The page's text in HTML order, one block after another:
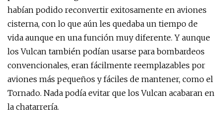
habían podido reconvertir exitosamente en aviones
cisterna, con lo que aún les quedaba un tiempo de
vida aunque en una función muy diferente. Y aunque
los Vulcan también podían usarse para bombardeos
convencionales, eran fácilmente reemplazables por
aviones más pequeños y fáciles de mantener, como el
Tornado. Nada podía evitar que los Vulcan acabaran en
la chatarrería.